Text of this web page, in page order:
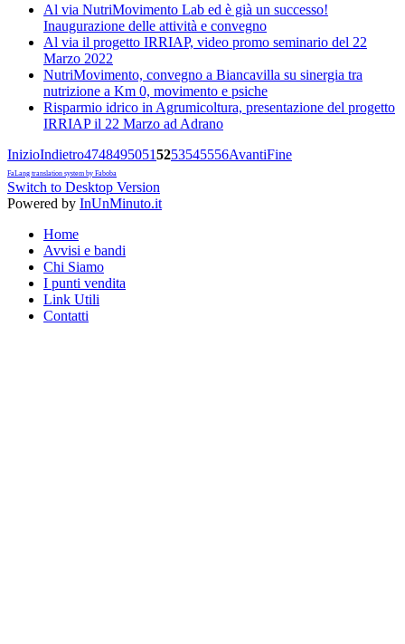
Al via NutriMovimento Lab ed è già un successo!
Inaugurazione delle attività e convegno
Al via il progetto IRRIAP, video promo seminario del 22
Marzo 2022
NutriMovimento, convegno a Biancavilla su sinergia tra
nutrizione a Km 0, movimento e psiche
Risparmio idrico in Agrumicoltura, presentazione del progetto
IRRIAP il 22 Marzo ad Adrano
InizioIndietro47484950515253545556AvantiFine
FaLang translation system by Faboba
Switch to Desktop Version
Powered by InUnMinuto.it
Home
Avvisi e bandi
Chi Siamo
I punti vendita
Link Utili
Contatti